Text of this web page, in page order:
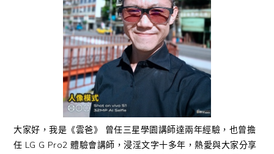
大家好，我是《雲爸》 曾任三星學園講師達兩年經驗，也曾擔
任 LG G Pro2 體驗會講師，浸淫文字十多年，熱愛與大家分享